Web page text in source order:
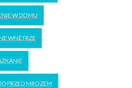
W DOMU
WNĘTRZE
PRZED MROZEM